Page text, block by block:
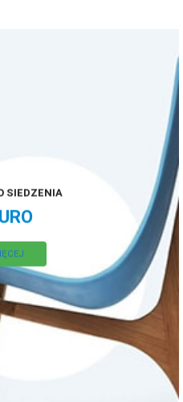
SIEDZENIA